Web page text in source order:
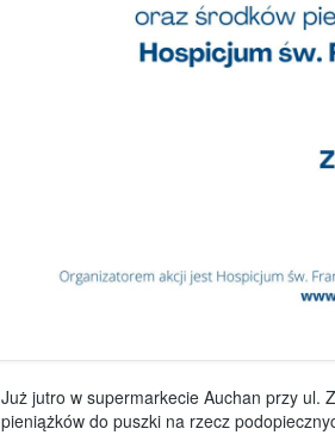
Już jutro w supermarkecie Auchan przy ul.
pieniążków do puszki na rzecz